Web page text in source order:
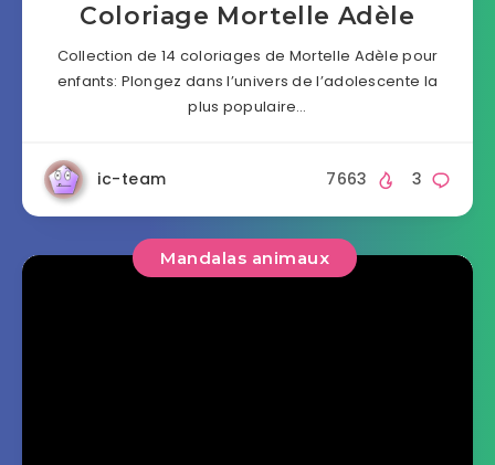
Coloriage Mortelle Adèle
Collection de 14 coloriages de Mortelle Adèle pour
enfants: Plongez dans l’univers de l’adolescente la
plus populaire…
ic-team 3
7663
Mandalas animaux